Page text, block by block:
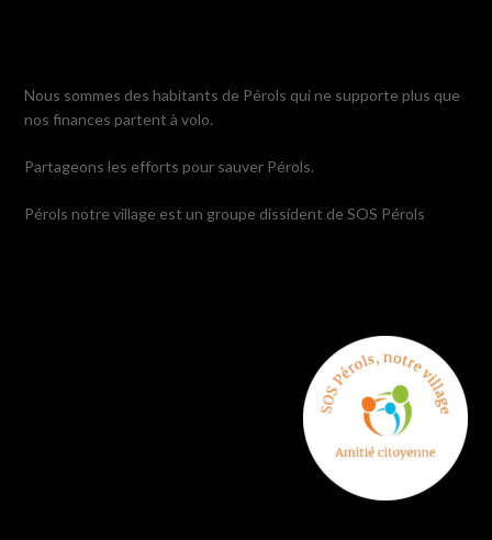
Nous sommes des habitants de Pérols qui ne supporte plus que
nos finances partent à volo.
Partageons les efforts pour sauver Pérols.
Pérols notre village est un groupe dissident de SOS Pérols